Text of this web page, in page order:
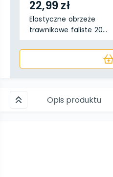
22,99 zł
Elastyczne obrzeże
trawnikowe faliste 20...
Opis produktu